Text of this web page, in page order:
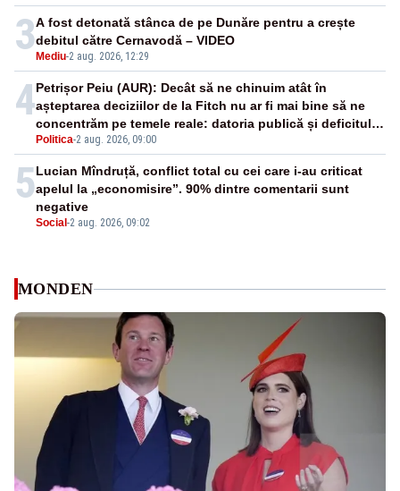
3 Mediu-2 aug. 2026, 12:29
A fost detonată stânca de pe Dunăre pentru a crește
debitul către Cernavodă – VIDEO
4
Politica-2 aug. 2026, 09:00
Petrișor Peiu (AUR): Decât să ne chinuim atât în
așteptarea deciziilor de la Fitch nu ar fi mai bine să ne
concentrăm pe temele reale: datoria publică și deficitul
bugetar?
5
Social -2 aug. 2026, 09:02
Lucian Mîndruță, conflict total cu cei care i-au criticat
apelul la „economisire”. 90% dintre comentarii sunt
negative
MONDEN